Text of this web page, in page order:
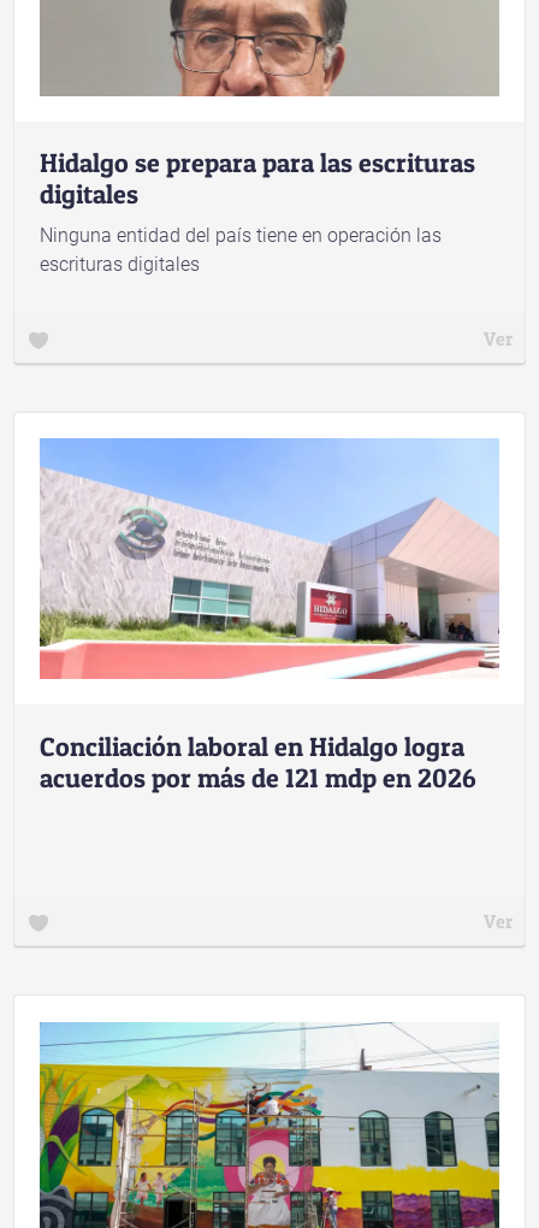
Hidalgo se prepara para las escrituras
digitales
Ninguna entidad del país tiene en operación las
escrituras digitales
Ver
Conciliación laboral en Hidalgo logra
acuerdos por más de 121 mdp en 2026
Ver